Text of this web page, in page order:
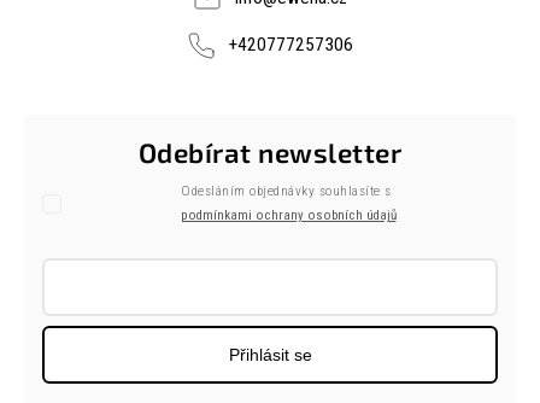
+420777257306
Odebírat newsletter
Odesláním objednávky souhlasíte s
podmínkami ochrany osobních údajů
Přihlásit se